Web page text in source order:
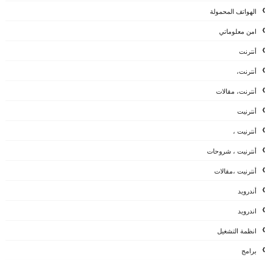
الهواتف المحمولة
امن معلوماتي
أنترنت
أنترنت،
أنترنت، مقالات
أنترنيت
أنترنيت ،
أنترنيت ، شروحات
أنترنيت ،مقالات
أندرويد
اندرويد
انظمة التشغيل
برامج